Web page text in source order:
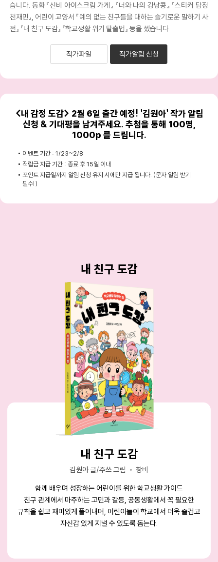
습니다. 동화 『신비 아이스크림 가게』 『너와 나의 강낭콩』 『스티커 탐정
천재민』, 어린이 교양서 『예의 없는 친구들을 대하는 슬기로운 말하기 사
전』 『내 친구 도감』 『학교생활 위기 탈출법』 등을 썼습니다.
작가파일 작가알림 신청
<내 감정 도감> 2월 6일 출간 예정! '김원아' 작가 알림
신청 & 기대평을 남겨주세요. 추첨을 통해 100명,
1000p 를 드립니다.
이벤트 기간 : 1/23~2/8
적립금 지급 기간 : 종료 후 15일 이내
포인트 지급일까지 알림 신청 유지 시에만 지급 됩니다. (문자 알림 받기
필수!)
내 친구 도감
내 친구 도감
김원아 글/주쓰 그림
창비
함께 배우며 성장하는 어린이를 위한 학교생활 가이드
친구 관계에서 마주하는 고민과 갈등, 공동생활에서 꼭 필요한
규칙을 쉽고 재미있게 풀어내며, 어린이들이 학교에서 더욱 즐겁고
자신감 있게 지낼 수 있도록 돕는다.
내 친구 도감
김원아 글/주쓰 그림
창비
함께 배우며 성장하는 어린이를 위한 학교생활 가이드
친구 관계에서 마주하는 고민과 갈등, 공동생활에서 꼭 필요한
규칙을 쉽고 재미있게 풀어내며, 어린이들이 학교에서 더욱 즐겁고
자신감 있게 지낼 수 있도록 돕는다.
내 친구 도감
김원아 글/주쓰 그림
창비
함께 배우며 성장하는 어린이를 위한 학교생활 가이드
친구 관계에서 마주하는 고민과 갈등, 공동생활에서 꼭 필요한
규칙을 쉽고 재미있게 풀어내며, 어린이들이 학교에서 더욱 즐겁고
자신감 있게 지낼 수 있도록 돕는다.